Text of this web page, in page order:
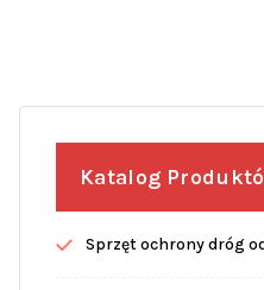
Katalog
Sprzęt ochrony dróg